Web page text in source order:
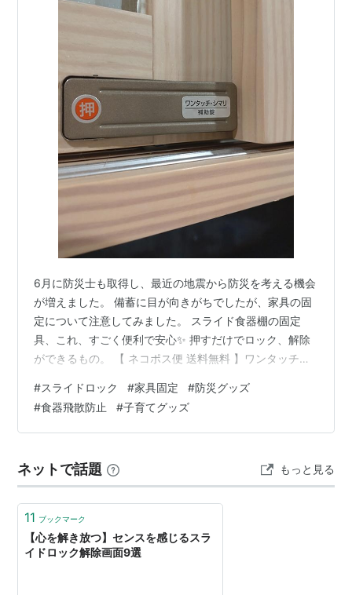
6月に防災士も取得し、最近の地震から防災を考える機会
が増えました。 備蓄に目が向きがちでしたが、家具の固
定について注意してみました。 スライド食器棚の固定
具、これ、すごく便利で安心✨ 押すだけでロック、解除
ができるもの。 【 ネコポス便 送料無料 】ワンタッチシ
ッシロック 網戸ストッパー サッシストッパー 網戸 スト
ッパー 防犯グッズ 簡易鍵 鍵 簡易錠 補助錠 簡単 ベラン
ダ チャイルドロック 赤ちゃん 猫 窓 子供 】価格：798円
使えて安心。 我が家は家具が壁…
#スライドロック #家具固定 #防災グッズ
#食器飛散防止 #子育てグッズ
ネットで話題 もっと見る
11 ブックマーク
【心を解き放つ】センスを感じるスラ
イドロック解除画面9選